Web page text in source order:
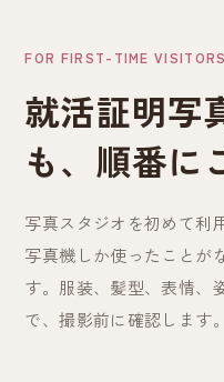
FOR FIRST-TIME VISITORS
就活証明写
も、順番に
写真スタジオを初めて利
写真機しか使ったことが
す。服装、髪型、表情、
で、撮影前に確認します。